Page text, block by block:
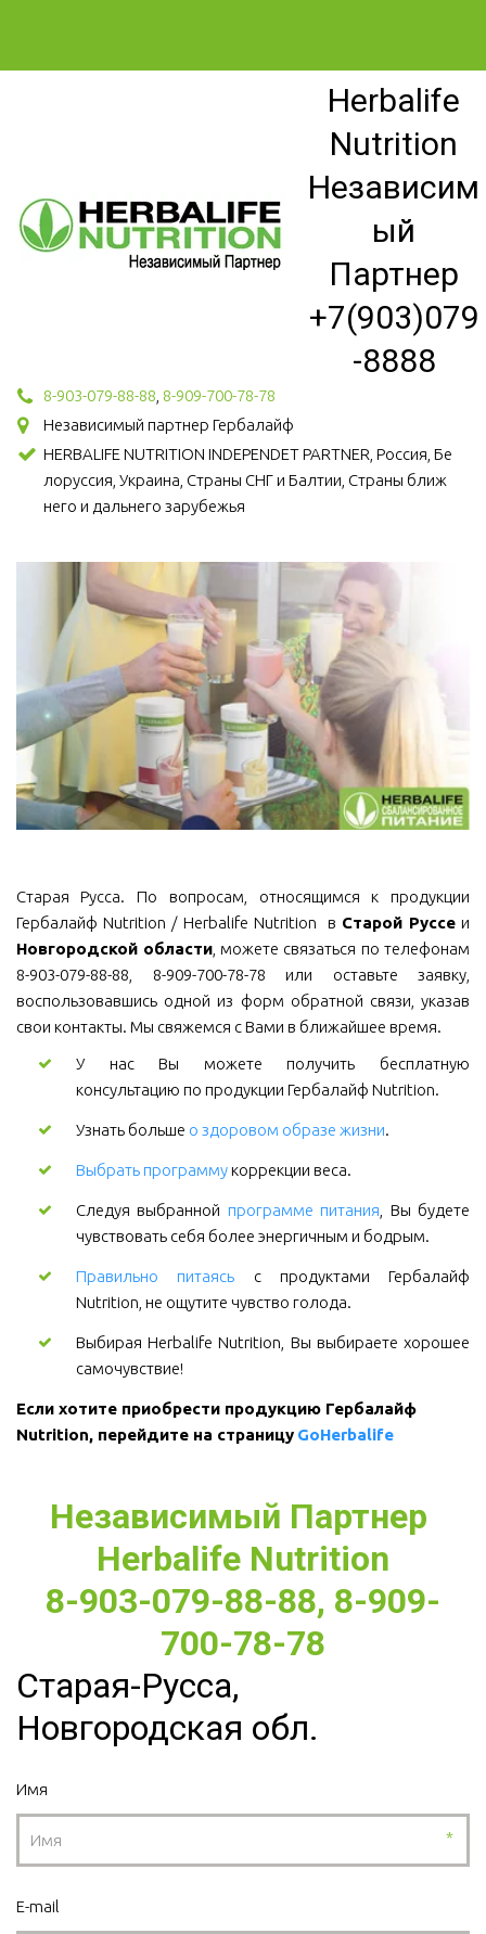
Herbalife
Nutrition
Независим
ый
Партнер
+7(903)079
-8888
8-903-079-88-88 8-909-700-78-78
Независимый партнер Гербалайф
HERBALIFE NUTRITION INDEPENDET PARTNER, Россия, Бе
лоруссия, Украина, Страны СНГ и Балтии, Страны ближ
него и дальнего зарубежья
Старая Русса. По вопросам, относящимся к продукции
Гербалайф Nutrition / Herbalife Nutrition в Старой Руссеи
Новгородской области, можете связаться по телефонам
8-903-079-88-88, 8-909-700-78-78 или оставьте заявку,
воспользовавшись одной из форм обратной связи, указав
свои контакты. Мы свяжемся с Вами в ближайшее время.
У нас Вы можете получить бесплатную
консультацию по продукции Гербалайф Nutrition.
Узнать больше о здоровом образе жизни.
Выбрать программукоррекции веса.
Следуя выбранной программе питания , Вы будете
чувствовать себя более энергичным и бодрым.
Правильно питаясь с продуктами Гербалайф
Nutrition, не ощутите чувство голода.
Выбирая Herbalife Nutrition, Вы выбираете хорошее
самочувствие!
Если хотите приобрести продукцию Гербалайф
Nutrition, перейдите на страницу GoHerbalife
Независимый Партнер
Herbalife Nutrition
8-903-079-88-88, 8-909-
700-78-78
Старая-Русса,
Новгородская обл.
Имя
*
E-mail